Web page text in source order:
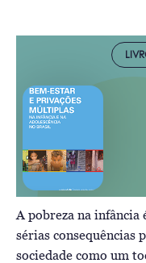
A pobreza na infância
sérias consequências
sociedade como um